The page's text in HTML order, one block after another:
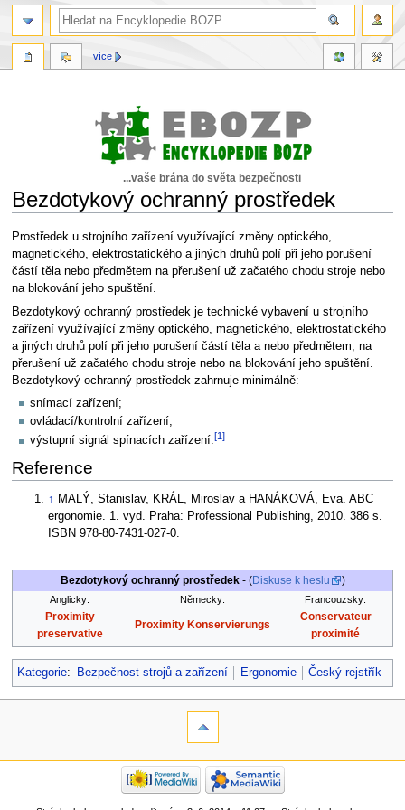
...vaše brána do světa bezpečnosti
Bezdotykový ochranný prostředek
Skočit
na
navigaci
Skočit
na
vyhledávání
Prostředek u strojního zařízení využívající změny optického,
magnetického, elektrostatického a jiných druhů polí při jeho porušení
částí těla nebo předmětem na přerušení už začatého chodu stroje nebo
na blokování jeho spuštění.
Bezdotykový ochranný prostředek je technické vybavení u strojního
zařízení využívající změny optického, magnetického, elektrostatického
a jiných druhů polí při jeho porušení částí těla a nebo předmětem, na
přerušení už začatého chodu stroje nebo na blokování jeho spuštění.
Bezdotykový ochranný prostředek zahrnuje minimálně:
snímací zařízení;
ovládací/kontrolní zařízení;
výstupní signál spínacích zařízení.[1]
Reference
↑ MALÝ, Stanislav, KRÁL, Miroslav a HANÁKOVÁ, Eva. ABC
ergonomie. 1. vyd. Praha: Professional Publishing, 2010. 386 s.
ISBN 978-80-7431-027-0.
Bezdotykový ochranný prostředek- (Diskuse k heslu )
Anglicky: Německy: Francouzsky:
Proximity
preservative
Proximity Konservierungs
Conservateur
proximité
Kategorie: Bezpečnost strojů a zařízení Ergonomie Český rejstřík
více